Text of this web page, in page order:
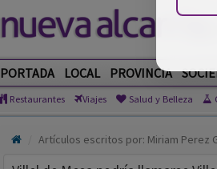
PORTADA LOCAL PROVINCIA
Restaurantes Viajes Salud y Belleza
Artículos escritos por: Miriam Perez